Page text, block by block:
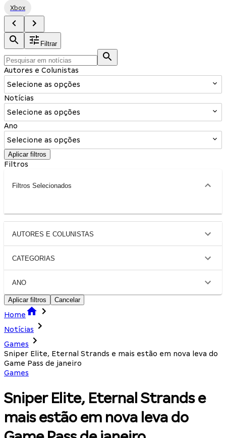
Xbox
Filtrar
Autores e Colunistas
Selecione as opções
Notícias
Selecione as opções
Ano
Selecione as opções
Aplicar filtros
Filtros
Filtros Selecionados
AUTORES E COLUNISTAS
CATEGORIAS
ANO
Aplicar filtros Cancelar
Home
Notícias
Games
Sniper Elite, Eternal Strands e mais estão em nova leva do
Game Pass de janeiro
Games
Sniper Elite, Eternal Strands e
mais estão em nova leva do